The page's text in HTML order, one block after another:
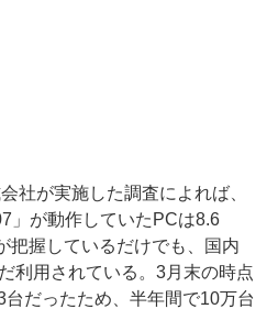
社が実施した調査によれば、
」が動作していたPCは8.6
把握しているだけでも、国内
利用されている。3月末の時点
だったため、半年間で10万台